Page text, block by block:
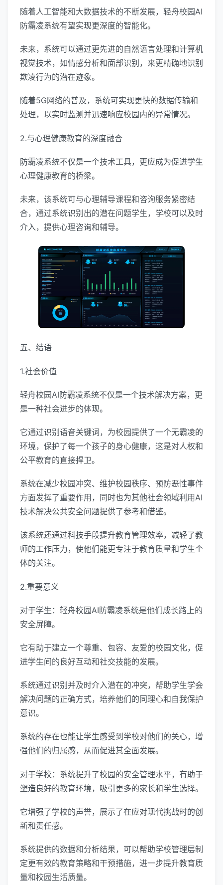
随着人工智能和大数据技术的不断发展，轻舟校园AI
防霸凌系统有望实现更深度的智能化。
未来，系统可以通过更先进的自然语言处理和计算机
视觉技术，如情感分析和面部识别，来更精确地识别
欺凌行为的潜在迹象。
随着5G网络的普及，系统可实现更快的数据传输和
处理，以实时监测并迅速响应校园内的异常情况。
2.与心理健康教育的深度融合
防霸凌系统不仅是一个技术工具，更应成为促进学生
心理健康教育的桥梁。
未来，该系统可与心理辅导课程和咨询服务紧密结
合，通过系统识别出的潜在问题学生，学校可以及时
介入，提供心理咨询和辅导。
五、结语
1.社会价值
轻舟校园AI防霸凌系统不仅是一个技术解决方案，更
是一种社会进步的体现。
它通过识别语音关键词，为校园提供了一个无霸凌的
环境，保护了每一个孩子的身心健康，这是对人权和
公平教育的直接捍卫。
系统在减少校园冲突、维护校园秩序、预防恶性事件
方面发挥了重要作用，同时也为其他社会领域利用AI
技术解决公共安全问题提供了参考和借鉴。
该系统还通过科技手段提升教育管理效率，减轻了教
师的工作压力，使他们能更专注于教育质量和学生个
体的关注。
2.重要意义
对于学生：轻舟校园AI防霸凌系统是他们成长路上的
安全屏障。
它有助于建立一个尊重、包容、友爱的校园文化，促
进学生间的良好互动和社交技能的发展。
系统通过识别并及时介入潜在的冲突，帮助学生学会
解决问题的正确方式，培养他们的同理心和自我保护
意识。
系统的存在也能让学生感受到学校对他们的关心，增
强他们的归属感，从而促进其全面发展。
对于学校：系统提升了校园的安全管理水平，有助于
塑造良好的教育环境，吸引更多的家长和学生选择。
它增强了学校的声誉，展示了在应对现代挑战时的创
新和责任感。
系统提供的数据和分析结果，可以帮助学校管理层制
定更有效的教育策略和干预措施，进一步提升教育质
量和校园生活质量。